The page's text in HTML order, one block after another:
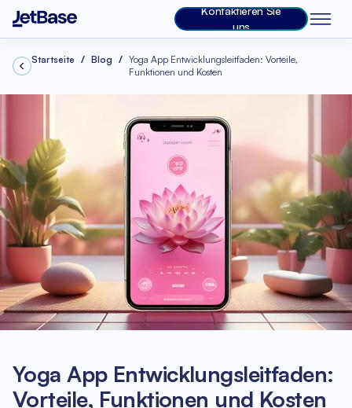
Kontaktieren Sie
uns
Startseite Blog
Yoga App Entwicklungsleitfaden: Vorteile,
Funktionen und Kosten
Yoga App Entwicklungsleitfaden:
Vorteile, Funktionen und Kosten